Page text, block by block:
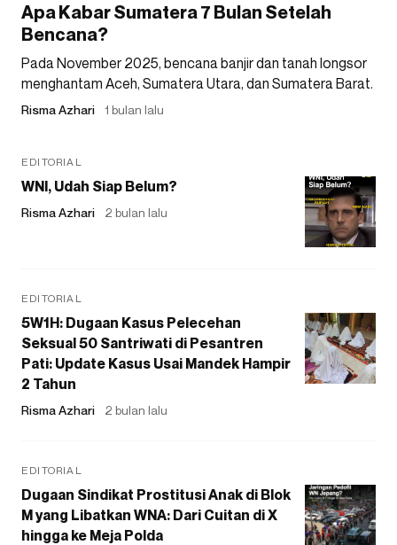
Apa Kabar Sumatera 7 Bulan Setelah
Bencana?
Pada November 2025, bencana banjir dan tanah longsor
menghantam Aceh, Sumatera Utara, dan Sumatera Barat.
Risma Azhari 1 bulan lalu
EDITORIAL
WNI, Udah Siap Belum?
Risma Azhari 2 bulan lalu
EDITORIAL
5W1H: Dugaan Kasus Pelecehan
Seksual 50 Santriwati di Pesantren
Pati: Update Kasus Usai Mandek Hampir
2 Tahun
Risma Azhari 2 bulan lalu
EDITORIAL
Dugaan Sindikat Prostitusi Anak di Blok
M yang Libatkan WNA: Dari Cuitan di X
hingga ke Meja Polda